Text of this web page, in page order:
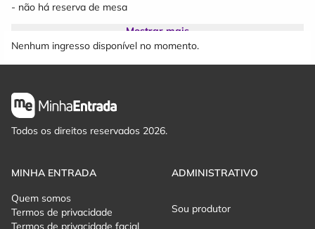
- não há reserva de mesa
- não está incluso nesse combo
- servido a partir de 15h
preto ou com leite
- valor por unidade (não é livre e nem por quilo)
- o café não está incluso no ingresso do park
Mostrar mais
Nenhum ingresso disponível no momento.
Todos os direitos reservados 2026.
MINHA ENTRADA
Quem somos
Termos de privacidade
Termos de privacidade facial
ADMINISTRATIVO
Sou produtor